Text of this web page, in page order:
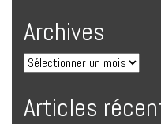
Archives
Articles